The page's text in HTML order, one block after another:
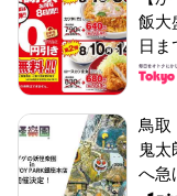
飯大
日ま
鳥取
鬼
へ急